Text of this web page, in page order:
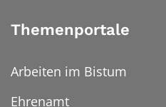
Themenportale
Arbeiten im Bistum
Ehrenamt